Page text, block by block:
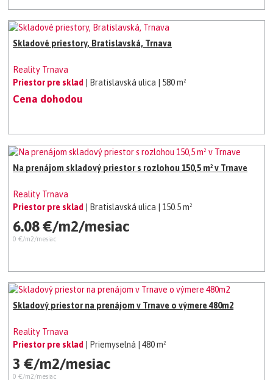
Skladové priestory, Bratislavská, Trnava
Reality Trnava
Priestor pre sklad | Bratislavská ulica | 580 m²
Cena dohodou
Na prenájom skladový priestor s rozlohou 150,5 m² v Trnave
Reality Trnava
Priestor pre sklad | Bratislavská ulica | 150.5 m²
6.08 €/m2/mesiac
0 €/m2/mesiac
Skladový priestor na prenájom v Trnave o výmere 480m2
Reality Trnava
Priestor pre sklad
| Priemyselná | 480 m²
3 €/m2/mesiac
0 €/m2/mesiac